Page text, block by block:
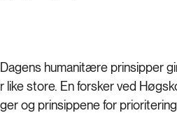
humanitære prinsipper
store. En forsker ved
og prinsippene for